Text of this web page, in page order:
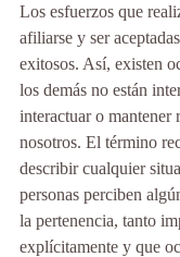
Los esfuerzos que
afiliarse y ser
exitosos. Así, existen
los demás no están
interactuar o mantener
nosotros. El término
describir cualquier
personas perciben
la pertenencia, tanto
explícitamente y que